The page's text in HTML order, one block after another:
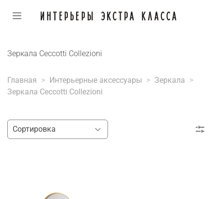
Зеркала Ceccotti Collezioni
Главная Интерьерные аксессуары
Зеркала
Зеркала Ceccotti Collezioni